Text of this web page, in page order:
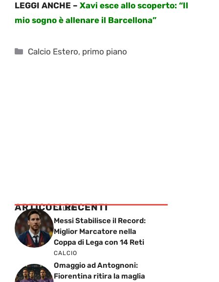
LEGGI ANCHE – Xavi esce allo scoperto: “Il
mio sogno è allenare il Barcellona”
Categorie
Calcio Estero, primo piano
ARTICOLI RECENTI
CALCIO
Messi Stabilisce il Record:
Miglior Marcatore nella
Coppa di Lega con 14 Reti
CALCIO
Omaggio ad Antognoni:
Fiorentina ritira la maglia